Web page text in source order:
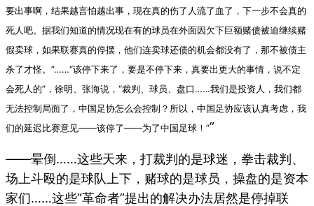
要出事啊，结果越言怕越出事，现在真的伤了人流了血了，下一步不会真的
死人吧。据我们知道的情况现在有的球员在外面因欠下巨额赌债被迫继续赌
假卖球，如果联赛真的停摆，他们连卖球还债的机会都没有了，那不被债主
杀了才怪。”……“该停下来了，要是不停下来，真要出更大的事情，说不定
会死人的”，徐明、张海说，“裁判、球员、盘口……我们是投资人，我们都
无法控制局面了，中国足协怎么会控制？所以，中国足协应该认真考虑，我
们的延迟比赛意见——该停了——为了中国足球！””
——晕倒……这些天来，打裁判的是球迷，拳击裁判、
场上斗殴的是球队上下，赌球的是球员，操盘的是资本
家们……这些“革命者”提出的解决办法居然是停掉联